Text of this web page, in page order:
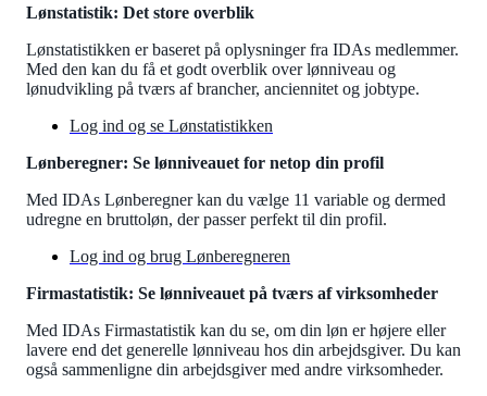
Lønstatistik: Det store overblik
Lønstatistikken er baseret på oplysninger fra IDAs medlemmer.
Med den kan du få et godt overblik over lønniveau og
lønudvikling på tværs af brancher, anciennitet og jobtype.
Log ind og se Lønstatistikken
Lønberegner: Se lønniveauet for netop din profil
Med IDAs Lønberegner kan du vælge 11 variable og dermed
udregne en bruttoløn, der passer perfekt til din profil.
Log ind og brug Lønberegneren
Firmastatistik: Se lønniveauet på tværs af virksomheder
Med IDAs Firmastatistik kan du se, om din løn er højere eller
lavere end det generelle lønniveau hos din arbejdsgiver. Du kan
også sammenligne din arbejdsgiver med andre virksomheder.